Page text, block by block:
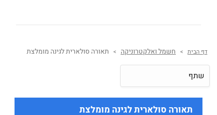
דף הבית > חשמל ואלקטרוניקה > תאורה סולארית לגינה מומלצת
שתף
תאורה סולארית לגינה מומלצת